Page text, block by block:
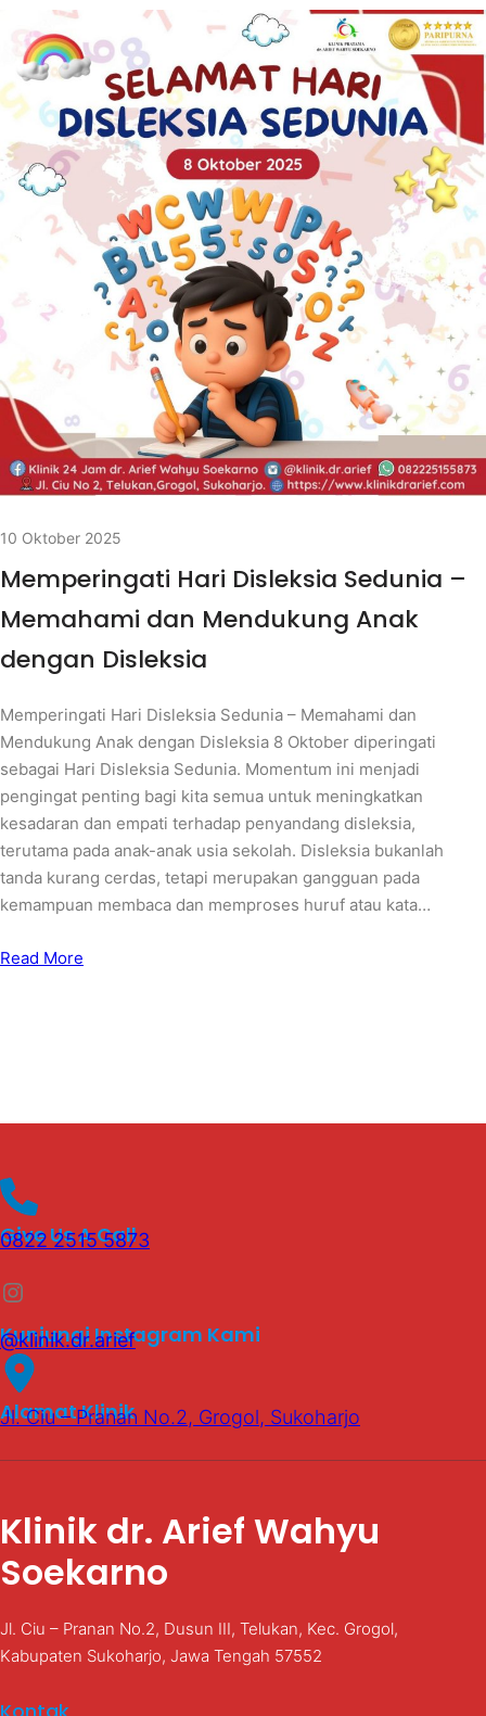
10 Oktober 2025
Memperingati Hari Disleksia Sedunia –
Memahami dan Mendukung Anak
dengan Disleksia
Memperingati Hari Disleksia Sedunia – Memahami dan
Mendukung Anak dengan Disleksia 8 Oktober diperingati
sebagai Hari Disleksia Sedunia. Momentum ini menjadi
pengingat penting bagi kita semua untuk meningkatkan
kesadaran dan empati terhadap penyandang disleksia,
terutama pada anak-anak usia sekolah. Disleksia bukanlah
tanda kurang cerdas, tetapi merupakan gangguan pada
kemampuan membaca dan memproses huruf atau kata…
Read More
Give Us A Call
0822 2515 5873
Instagram
Kunjungi Instagram Kami
@klinik.dr.arief
Alamat Klinik
Jl. Ciu – Pranan No.2, Grogol, Sukoharjo
Klinik dr. Arief Wahyu
Soekarno
Jl. Ciu – Pranan No.2, Dusun III, Telukan, Kec. Grogol,
Kabupaten Sukoharjo, Jawa Tengah 57552